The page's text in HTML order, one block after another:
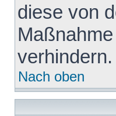
diese von
verhindern.
Nach oben